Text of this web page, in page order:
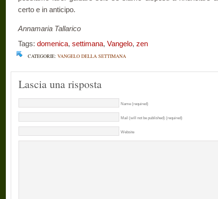
certo e in anticipo.
Annamaria Tallarico
Tags: domenica, settimana, Vangelo, zen
CATEGORIE: VANGELO DELLA SETTIMANA
Lascia una risposta
Name (required)
Mail (will not be published) (required)
Website